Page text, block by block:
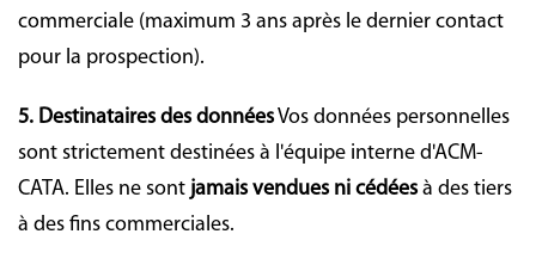
commerciale (maximum 3 ans après le dernier contact
pour la prospection).
5. Destinataires des donnéesVos données personnelles
sont strictement destinées à l'équipe interne d'ACM-
CATA. Elles ne sont jamais vendues ni cédées à des tiers
à des fins commerciales.